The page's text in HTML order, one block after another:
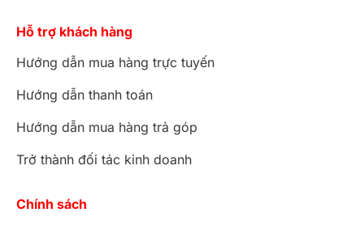
Hỗ trợ khách hàng
Hướng dẫn mua hàng trực tuyến
Hướng dẫn thanh toán
Hướng dẫn mua hàng trả góp
Trở thành đối tác kinh doanh
Chính sách